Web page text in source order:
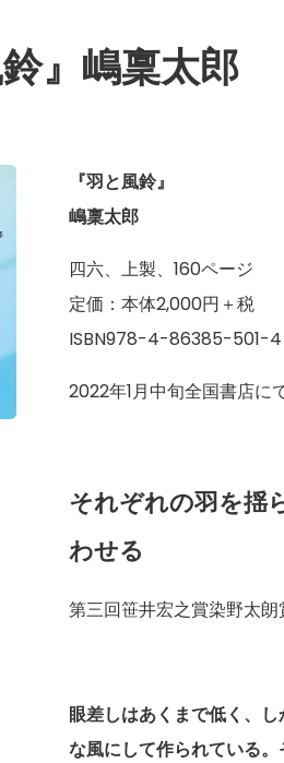
』嶋稟太郎
『羽と風鈴』
嶋稟太郎
四六、上製、160ページ
定価：本体2,000円＋税
ISBN978-4-86385-501-
2022年1月中旬全国書店に
それぞれの羽を揺
わせる
第三回笹井宏之賞染野太朗
眼差しはあくまで低く、
な風にして作られている